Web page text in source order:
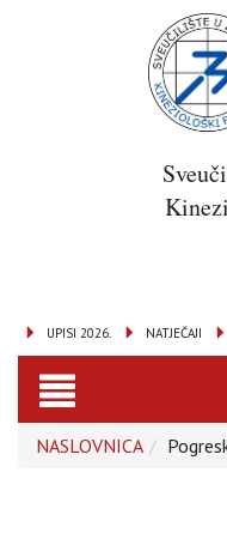
NATJEČAJI
UPISI 2026.
Toggle
navigation
NASLOVNICA